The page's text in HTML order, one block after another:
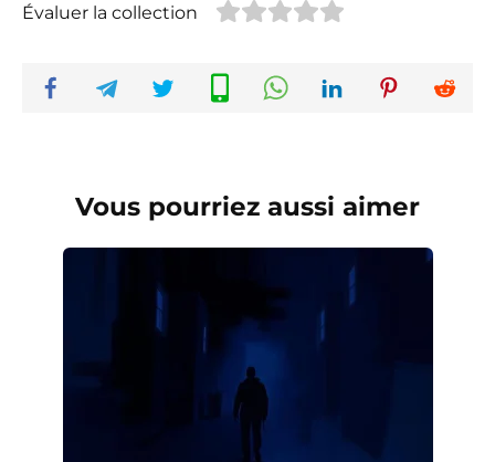
Évaluer la collection
Vous pourriez aussi aimer